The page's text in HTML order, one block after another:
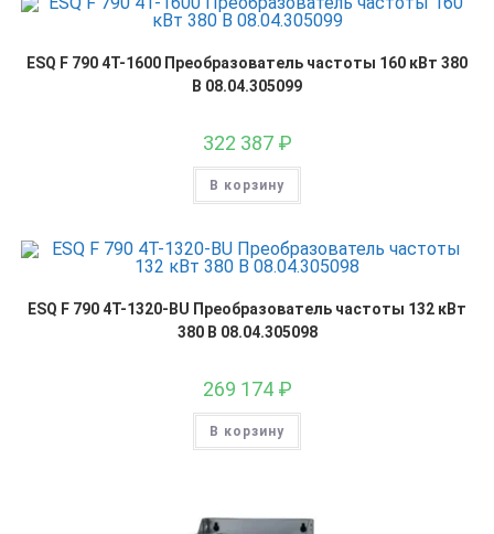
ESQ F 790 4T-1600 Преобразователь частоты 160 кВт 380
В 08.04.305099
322 387 ₽
В корзину
ESQ F 790 4T-1320-BU Преобразователь частоты 132 кВт
380 В 08.04.305098
269 174 ₽
В корзину